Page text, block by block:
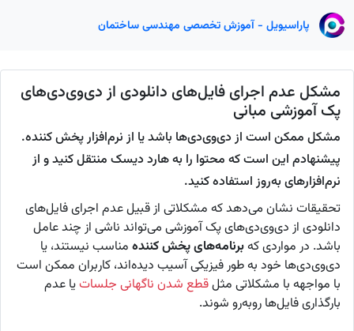
پاراسیویل - آموزش تخصصی مهندسی ساختمان
مشکل عدم اجرای فایل‌های دانلودی از دی‌وی‌دی‌های
پک آموزشی مبانی
مشکل ممکن است از دی‌وی‌دی‌ها باشد یا از نرم‌افزار پخش کننده.
پیشنهادم این است که محتوا را به هارد دیسک منتقل کنید و از
نرم‌افزارهای به‌روز استفاده کنید.
تحقیقات نشان می‌دهد که مشکلاتی از قبیل عدم اجرای فایل‌های
دانلودی از دی‌وی‌دی‌های پک آموزشی می‌تواند ناشی از چند عامل
باشد. در مواردی کهبرنامه‌های پخش کننده مناسب نیستند، یا
دی‌وی‌دی‌ها خود به طور فیزیکی آسیب دیده‌اند، کاربران ممکن است
با مواجهه با مشکلاتی مثلقطع شدن ناگهانی جلساتیا عدم
بارگذاری فایل‌ها روبه‌رو شوند.